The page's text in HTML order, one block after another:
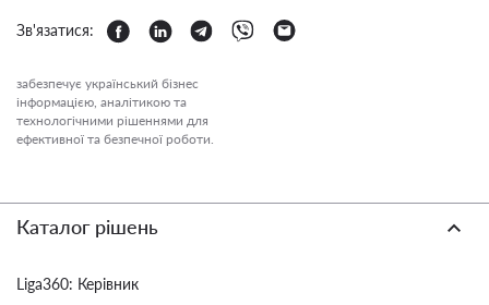
Зв'язатися:
забезпечує український бізнес
інформацією, аналітикою та
технологічними рішеннями для
ефективної та безпечної роботи.
Каталог рішень
Liga360: Керівник